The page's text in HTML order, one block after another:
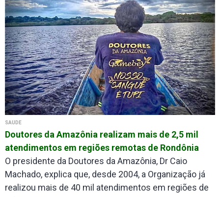
SAÚDE
Doutores da Amazônia realizam mais de 2,5 mil
atendimentos em regiões remotas de Rondônia
O presidente da Doutores da Amazônia, Dr Caio
Machado, explica que, desde 2004, a Organização já
realizou mais de 40 mil atendimentos em regiões de